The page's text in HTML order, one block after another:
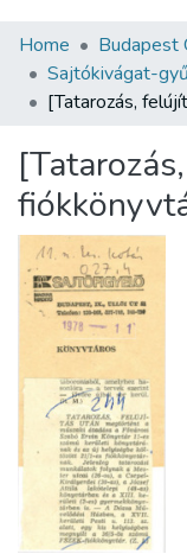
Communities &
All of DSpace
About us
Home Budapest
Sajtókivágat-